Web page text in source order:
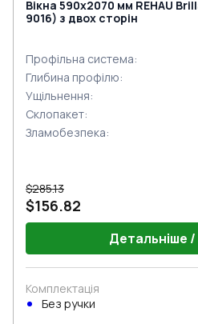
Вікна 590x2070 мм REHAU
9016) з двох сторін
Профільна система:
Глибина профілю:
Ущільнення:
Склопакет:
Зламобезпека:
$285.13
$156.82
Детальніше /
Комплектація
Без ручки